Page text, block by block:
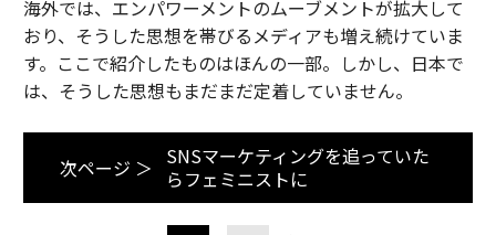
海外では、エンパワーメントのムーブメントが拡大して
おり、そうした思想を帯びるメディアも増え続けていま
す。ここで紹介したものはほんの一部。しかし、日本で
は、そうした思想もまだまだ定着していません。
次ページ ＞
SNSマーケティングを追っていた
らフェミニストに